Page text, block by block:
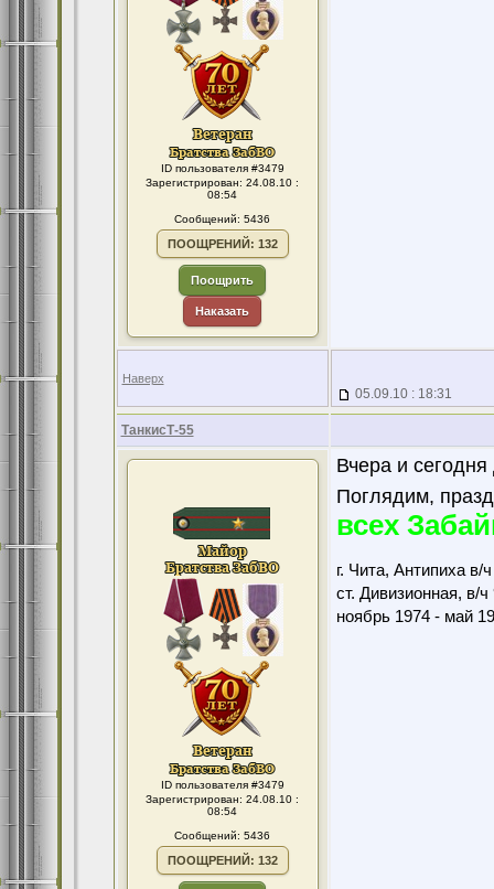
ID пользователя #3479
Зарегистрирован: 24.08.10 :
08:54
Сообщений: 5436
ПООЩРЕНИЙ: 132
Поощрить
Наказать
Наверх
05.09.10 : 18:31
ТанкисТ-55
ID пользователя #3479
Зарегистрирован: 24.08.10 :
08:54
Сообщений: 5436
ПООЩРЕНИЙ: 132
Вчера и
Поглядим,
всех
г. Чита, Антипиха в/
ст. Дивизионная, в/ч
ноябрь 1974 - май